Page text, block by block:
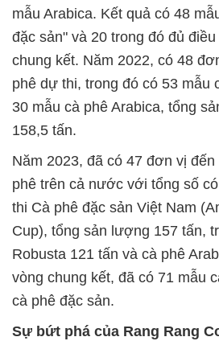
mẫu Arabica. Kết quả có 48
đặc sản" và 20 trong đó đủ
chung kết. Năm 2022, có 48
phê dự thi, trong đó có 53 mẫu
30 mẫu cà phê Arabica, tổng
158,5 tấn.
Năm 2023, đã có 47 đơn vị
phê trên cả nước với tổng số
thi Cà phê đặc sản Việt Nam
Cup), tổng sản lượng 157 tấn,
Robusta 121 tấn và cà phê
vòng chung kết, đã có 71 mẫu
cà phê đặc sản.
Sự bứt phá của Rang Rang